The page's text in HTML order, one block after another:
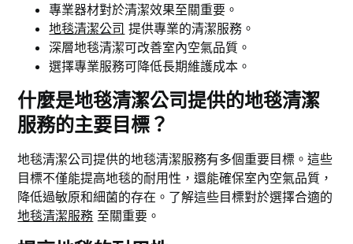
專業器材對於清潔效果至關重要。
地毯清潔公司 提供專業的清潔服務。
深層地毯清潔可改善室內空氣品質。
選擇專業服務可降低長期維護成本。
什麼是地毯清潔公司提供的地毯清潔
服務的主要目標？
地毯清潔公司提供的地毯清潔服務有多個重要目標。這些
目標不僅能提高地毯的耐用性，還能確保室內空氣品質，
降低過敏原和細菌的存在。了解這些目標對於選擇合適的
地毯清潔服務 至關重要。